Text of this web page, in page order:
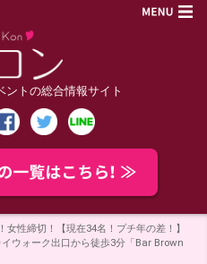
ントの総合情報サイト
女性締切！【現在34名！プチ年の差！】
ウォーク出口から徒歩3分「Bar Brown